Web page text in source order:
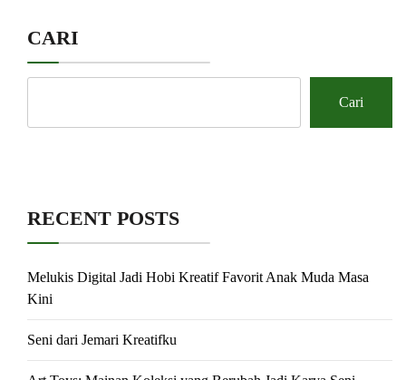
CARI
Cari
RECENT POSTS
Melukis Digital Jadi Hobi Kreatif Favorit Anak Muda Masa
Kini
Seni dari Jemari Kreatifku